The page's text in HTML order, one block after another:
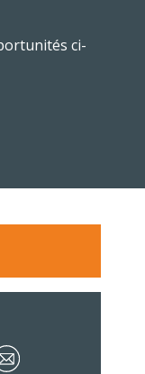
ci-